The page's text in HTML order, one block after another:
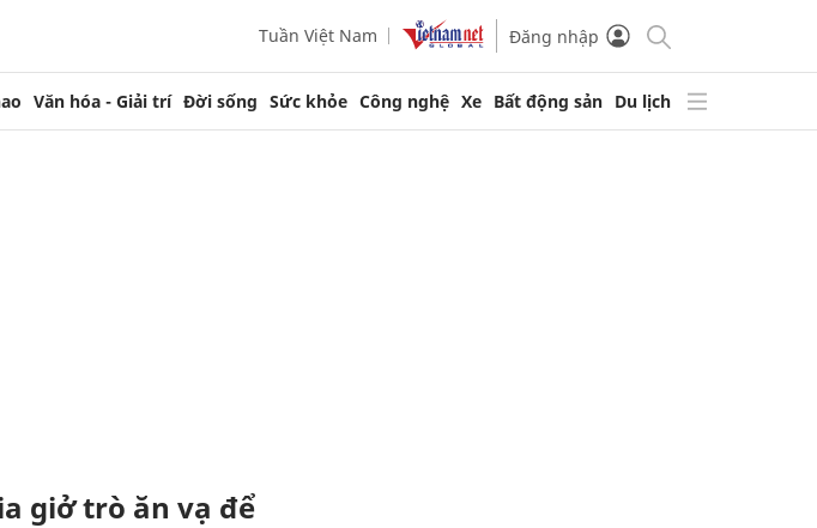
Tuần Việt Nam Đăng nhập
Văn hóa - Giải trí Đời sống Sức khỏe Công nghệ Xe Bất động sản Du lịch
giở trò ăn vạ để